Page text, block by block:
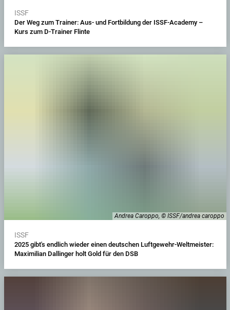
ISSF
Der Weg zum Trainer: Aus- und Fortbildung der ISSF-Academy –
Kurs zum D-Trainer Flinte
Andrea Caroppo, © ISSF/andrea caroppo
ISSF
2025 gibt's endlich wieder einen deutschen Luftgewehr-Weltmeister:
Maximilian Dallinger holt Gold für den DSB